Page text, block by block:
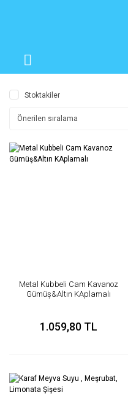
Stoktakiler
Metal Kubbeli Cam Kavanoz
Gümüş&Altın KAplamalı
1.059,80 TL